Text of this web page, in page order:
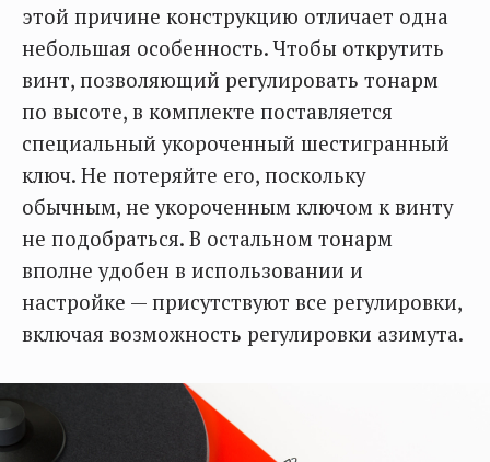
этой причине конструкцию отличает одна
небольшая особенность. Чтобы открутить
винт, позволяющий регулировать тонарм
по высоте, в комплекте поставляется
специальный укороченный шестигранный
ключ. Не потеряйте его, поскольку
обычным, не укороченным ключом к винту
не подобраться. В остальном тонарм
вполне удобен в использовании и
настройке — присутствуют все регулировки,
включая возможность регулировки азимута.